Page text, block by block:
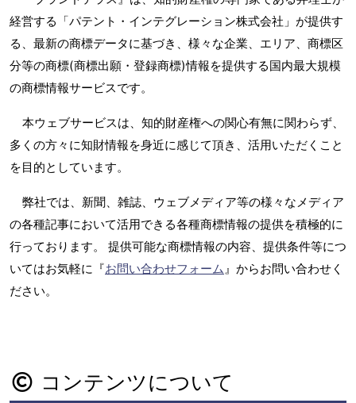
経営する「パテント・インテグレーション株式会社」が提供す
る、最新の商標データに基づき、様々な企業、エリア、商標区
分等の商標(商標出願・登録商標)情報を提供する国内最大規模
の商標情報サービスです。
本ウェブサービスは、知的財産権への関心有無に関わらず、
多くの方々に知財情報を身近に感じて頂き、活用いただくこと
を目的としています。
弊社では、新聞、雑誌、ウェブメディア等の様々なメディア
の各種記事において活用できる各種商標情報の提供を積極的に
行っております。 提供可能な商標情報の内容、提供条件等につ
いてはお気軽に『お問い合わせフォーム』からお問い合わせく
ださい。
コンテンツについて